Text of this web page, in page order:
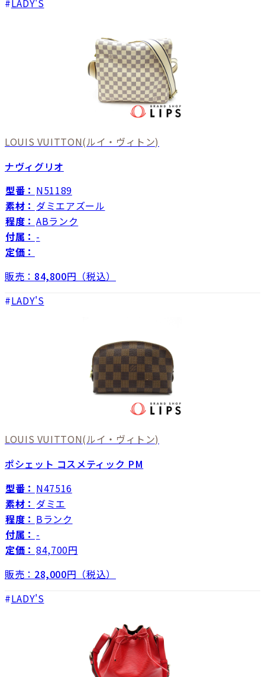
LADY'S
LOUIS VUITTON(ルイ・ヴィトン)
ナヴィグリオ
型番： N51189
素材： ダミエアズール
程度： ABランク
付属： -
定価：
販売： 84,800円（税込）
LADY'S
LOUIS VUITTON(ルイ・ヴィトン)
ポシェット コスメティック PM
型番： N47516
素材： ダミエ
程度： Bランク
付属： -
定価： 84,700円
販売： 28,000円（税込）
LADY'S